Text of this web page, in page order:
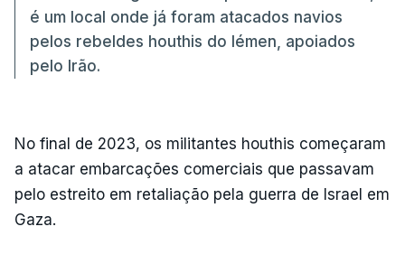
é um local onde já foram atacados navios
pelos rebeldes houthis do Iémen, apoiados
pelo Irão.
No final de 2023, os militantes houthis começaram
a atacar embarcações comerciais que passavam
pelo estreito em retaliação pela guerra de Israel em
Gaza.